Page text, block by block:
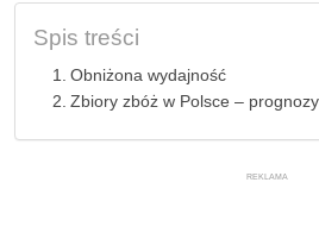
Spis treści
Obniżona wydajność
Zbiory zbóż w Polsce – prognozy
REKLAMA